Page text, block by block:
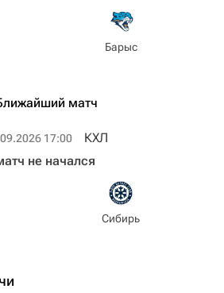
Барыс
матч
17:00 КХЛ
не начался
Сибирь